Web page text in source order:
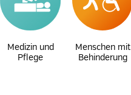
Medizin und
Pflege
Menschen mit
Behinderung